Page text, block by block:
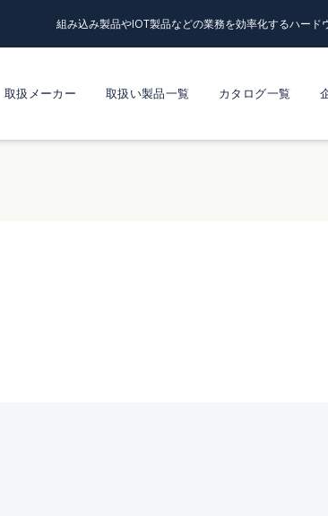
組み込み製品やIOT製品などの業務を効率化するハード
取扱メーカー 取扱い製品一覧 カタログ一覧